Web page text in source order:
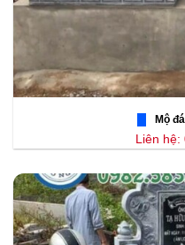
Mộ
Liên hệ: